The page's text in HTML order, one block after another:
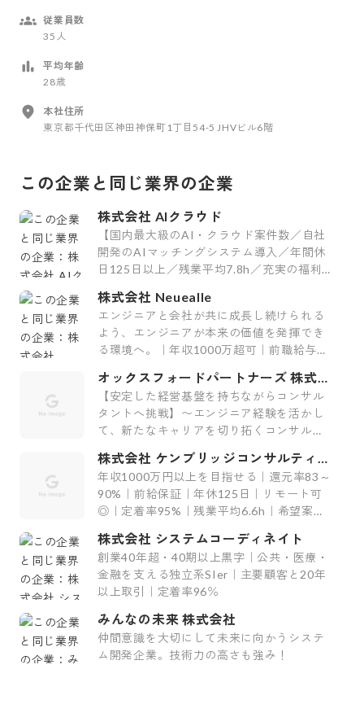
従業員数
35人
平均年齢
28歳
本社住所
東京都千代田区神田神保町1丁目54-5 JHVビル6階
この企業と同じ業界の企業
株式会社 AIクラウド
【国内最大級のAI・クラウド案件数／自社
開発のAIマッチングシステム導入／年間休
日125日以上／残業平均7.8h／充実の福利
株式会社 Neuealle
エンジニアと会社が共に成長し続けられる
よう、エンジニアが本来の価値を発揮でき
る環境へ。｜年収1000万超可｜前職給与保
オックスフォードパートナーズ 株式会
社
【安定した経営基盤を持ちながらコンサル
タントへ挑戦】〜エンジニア経験を活かし
て、新たなキャリアを切り拓くコンサルテ
株式会社 ケンブリッジコンサルティン
グ
年収1000万円以上を目指せる｜還元率83～
90%｜前給保証｜年休125日｜リモート可
◎｜定着率95%｜残業平均6.6h｜希望案件
株式会社 システムコーディネイト
創業40年超・40期以上黒字｜公共・医療・
金融を支える独立系SIer｜主要顧客と20年
以上取引｜定着率96％
みんなの未来 株式会社
仲間意識を大切にして未来に向かうシステ
ム開発企業。技術力の高さも強み！